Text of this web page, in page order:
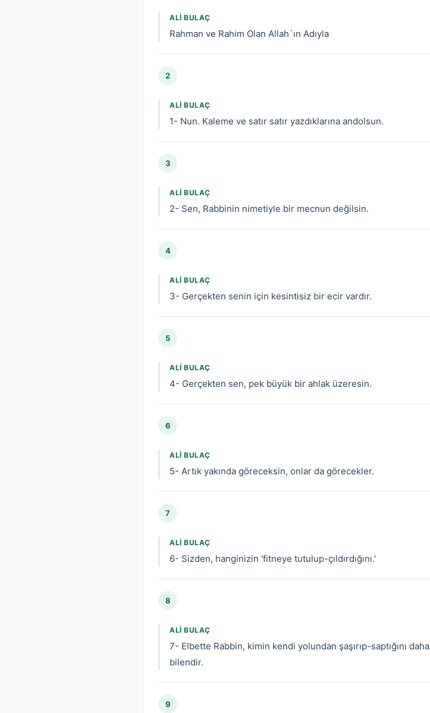
ALI BULAÇ
Rahman ve Rahim Olan Allah`ın Adıyla
2
ALI BULAÇ
1- Nun. Kaleme ve satır satır yazdıklarına andolsun.
3
ALI BULAÇ
2- Sen, Rabbinin nimetiyle bir mecnun değilsin.
4
ALI BULAÇ
3- Gerçekten senin için kesintisiz bir ecir vardır.
5
ALI BULAÇ
4- Gerçekten sen, pek büyük bir ahlak üzeresin.
6
ALI BULAÇ
5- Artık yakında göreceksin, onlar da görecekler.
7
ALI BULAÇ
6- Sizden, hanginizin 'fitneye tutulup-çıldırdığını.'
8
ALI BULAÇ
7- Elbette Rabbin, kimin kendi yolundan şaşırıp-saptığını
bilendir.
9